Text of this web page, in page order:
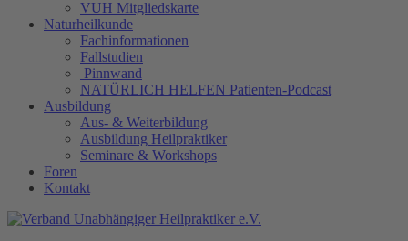
VUH Mitgliedskarte
Naturheilkunde
Fachinformationen
Fallstudien
Pinnwand
NATÜRLICH HELFEN Patienten-Podcast
Ausbildung
Aus- & Weiterbildung
Ausbildung Heilpraktiker
Seminare & Workshops
Foren
Kontakt